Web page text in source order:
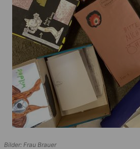
Bilder: Frau Brauer